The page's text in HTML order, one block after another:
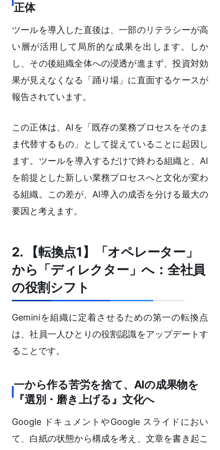
正体
ツールを導入した直後は、一部のリテラシーが高
い層が活用して局所的な成果を出します。しか
し、その後組織全体への浸透が進まず、投資対効
果が見えなくなる「踊り場」に直面するケースが
報告されています。
この正体は、AIを「既存の業務プロセスをそのま
ま代替するもの」として捉えていることに起因し
ます。ツールを導入するだけで終わる組織と、AI
を前提とした新しい業務プロセスへと文化が変わ
る組織。この差が、AI導入の成否を分ける最大の
要因と考えます。
2. 【転換点1】「オペレーター」
から「ディレクター」へ：全社員
の役割シフト
Geminiを組織に定着させるための第一の転換点
は、社員一人ひとりの役割認識をアップデートす
ることです。
一から作る苦労を捨て、AIの成果物を
『選別・磨き上げる』文化へ
Google ドキュメントやGoogle スライドにおい
て、白紙の状態から構成を考え、文章を書き起こ